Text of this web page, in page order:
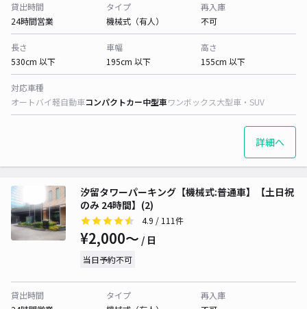
貸出時間
24時間営業
タイプ
機械式（有人）
再入庫
不可
長さ
530cm 以下
車幅
195cm 以下
高さ
155cm 以下
対応車種
オートバイ軽自動車コンパクトカー中型車ワンボックス大型車・SUV
詳細へ
汐留タワーパーキング【機械式:普通車】【土日祝
のみ 24時間】(2)
4.9 / 111件
¥2,000〜 / 日
当日予約不可
貸出時間
タイプ
再入庫